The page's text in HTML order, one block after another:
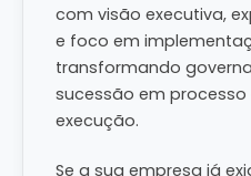
com visão executiva,
e foco em
transformando
sucessão em
execução.
Se a sua empresa já